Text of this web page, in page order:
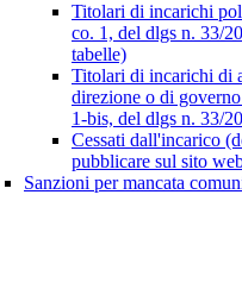
Titolari di incarichi
co. 1, del dlgs n. 33/
tabelle)
Titolari di incarichi di
direzione o di
1-bis, del dlgs n. 33/
Cessati dall'incarico
pubblicare sul sito
Sanzioni per mancata